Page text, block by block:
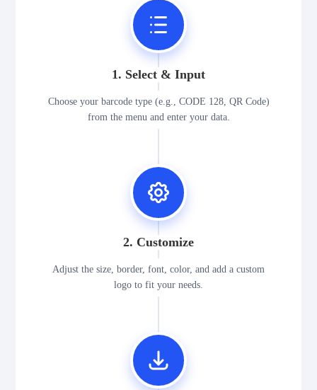
1. Select & Input
Choose your barcode type (e.g., CODE 128, QR Code)
from the menu and enter your data.
2. Customize
Adjust the size, border, font, color, and add a custom
logo to fit your needs.